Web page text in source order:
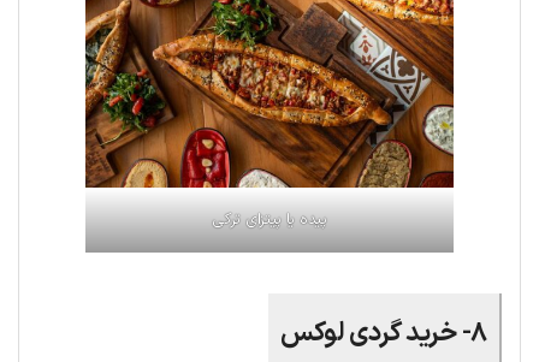
پیده یا پیتزای ترکی
۸- خرید گردی لوکس